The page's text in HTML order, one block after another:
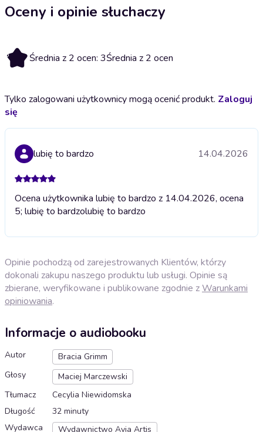
Oceny i opinie słuchaczy
3 Średnia z 2 ocen: 3Średnia z 2 ocen
Tylko zalogowani użytkownicy mogą ocenić produkt. Zaloguj
się
lubię to bardzo 14.04.2026
Ocena użytkownika lubię to bardzo z 14.04.2026, ocena
5; lubię to bardzolubię to bardzo
Opinie pochodzą od zarejestrowanych Klientów, którzy
dokonali zakupu naszego produktu lub usługi. Opinie są
zbierane, weryfikowane i publikowane zgodnie zWarunkami
opiniowania.
Informacje o audiobooku
Autor
Bracia Grimm
Głosy
Maciej Marczewski
Tłumacz
Cecylia Niewidomska
Długość
32 minuty
Wydawca
Wydawnictwo Avia Artis